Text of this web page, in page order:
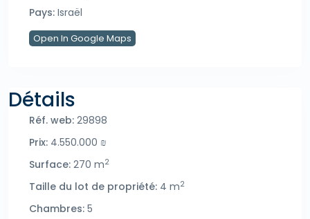
Pays: Israël
Open In Google Maps
Détails
Réf. web: 29898
Prix: 4.550.000 ₪
Surface: 270 m2
Taille du lot de propriété: 4 m2
Chambres: 5